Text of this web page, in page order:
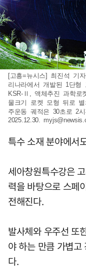
[고흥=뉴시스] 최진석 기
리나라에서 개발된 1단
KSR-Ⅱ, 액체추진 과학로
물크기 로켓 모형 뒤로
주운동 궤적은 30초로 2
2025.12.30.
특수 소재 분야에서
세아창원특수강은
력을 바탕으로 스페
전해진다.
발사체와 우주선 또
야 하는 만큼 가볍고
다.